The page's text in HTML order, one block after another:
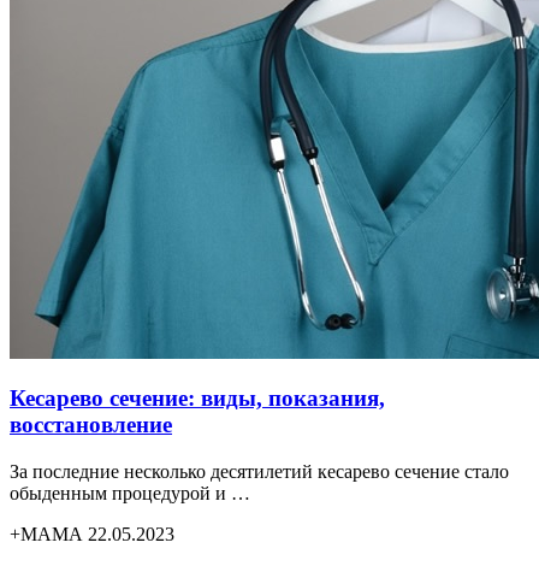
Кесарево сечение: виды, показания,
восстановление
За последние несколько десятилетий кесарево сечение стало
обыденным процедурой и …
+МАМА 22.05.2023